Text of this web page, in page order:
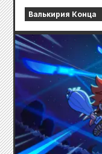
Валькирия Конца